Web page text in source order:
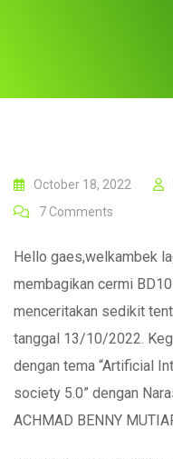
October 18, 2022
7 Comments
Hello gaes,welkambek
membagikan cermi
menceritakan sedikit
tanggal 13/10/2022.
dengan tema “Artificial
society 5.0” dengan
ACHMAD BENNY